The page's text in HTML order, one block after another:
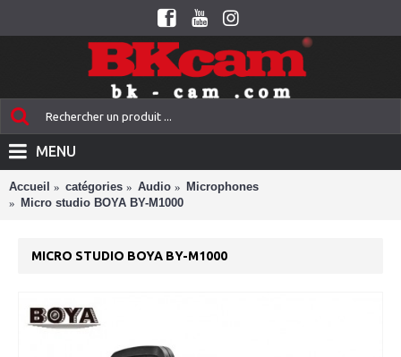
MENU
Accueil catégories Audio
Microphones
Micro studio BOYA BY-M1000
MICRO STUDIO BOYA BY-M1000